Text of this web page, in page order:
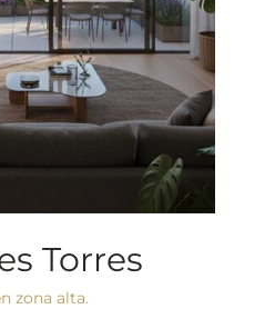
Torres
zona alta.